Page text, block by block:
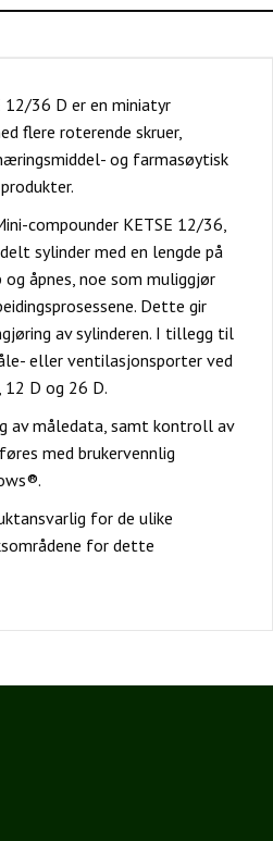
12/36 D er en miniatyr
flere roterende skruer,
og farmasøytisk
compounder KETSE 12/36,
sylinder med en lengde på
åpnes, noe som muliggjør
Dette gir
av sylinderen. I tillegg til
eller ventilasjonsporter ved
12 D og 26 D.
av måledata, samt kontroll av
med brukervennlig
for de ulike
for dette